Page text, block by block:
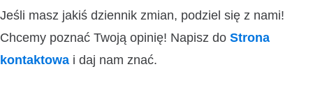
Jeśli masz jakiś dziennik zmian, podziel się z nami!
Chcemy poznać Twoją opinię! Napisz do Strona
kontaktowa i daj nam znać.